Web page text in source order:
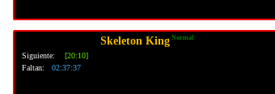
Skeleton King Normal
Siguiente:
[20:10]
Faltan: 02:37:36